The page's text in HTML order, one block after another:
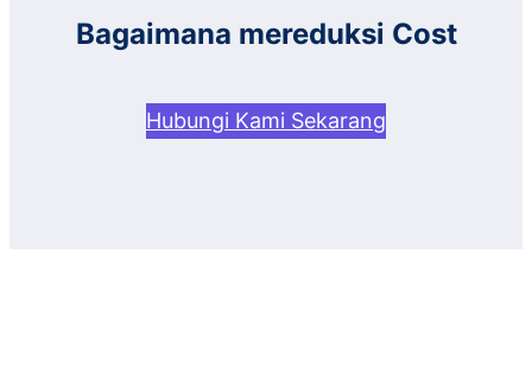
Bagaimana mereduksi Cost
Hubungi Kami Sekarang